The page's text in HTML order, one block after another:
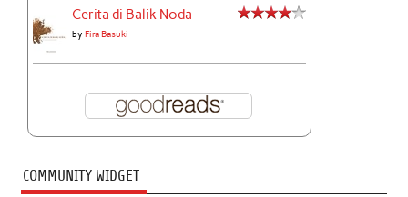
Cerita di Balik Noda
byFira Basuki
COMMUNITY WIDGET